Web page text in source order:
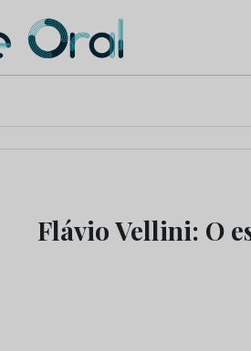
Flávio Vellini: O